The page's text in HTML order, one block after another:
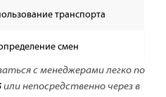
транспорта
смен
с менеджерами легко по
или непосредственно через в